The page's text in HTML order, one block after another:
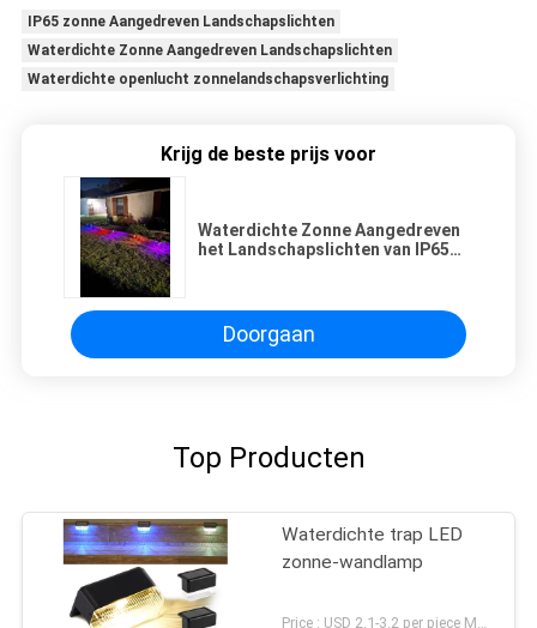
IP65 zonne Aangedreven Landschapslichten
Waterdichte Zonne Aangedreven Landschapslichten
Waterdichte openlucht zonnelandschapsverlichting
Krijg de beste prijs voor
Waterdichte Zonne Aangedreven
het Landschapslichten van IP65
Doorgaan
Top Producten
Waterdichte trap LED
zonne-wandlamp